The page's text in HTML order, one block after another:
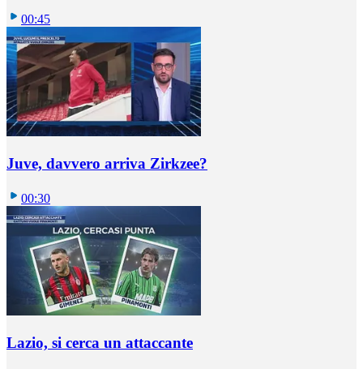
00:45
Juve, davvero arriva Zirkzee?
00:30
Lazio, si cerca un attaccante